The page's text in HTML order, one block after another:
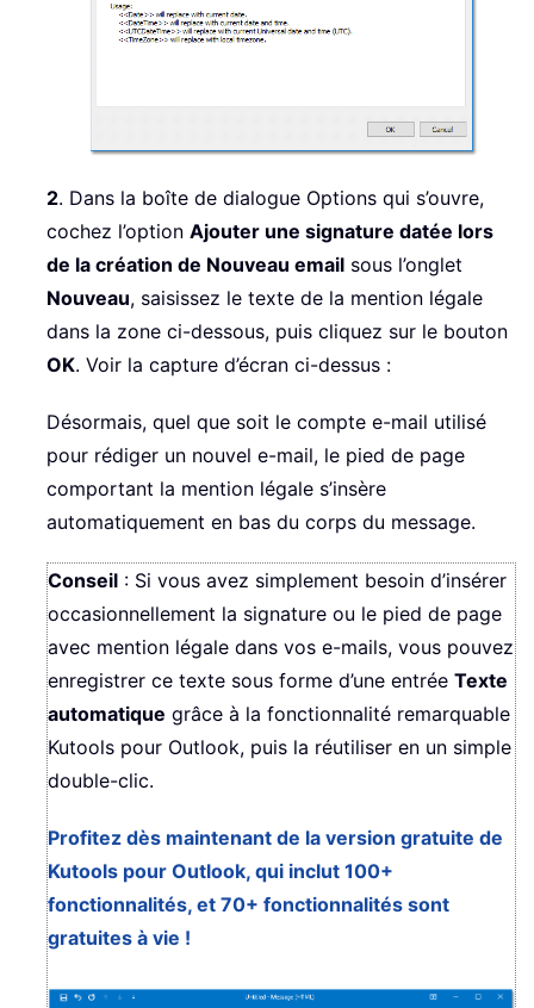
2. Dans la boîte de dialogue Options qui s’ouvre,
cochez l’option Ajouter une signature datée lors
de la création de Nouveau email sous l’onglet
Nouveau, saisissez le texte de la mention légale
dans la zone ci-dessous, puis cliquez sur le bouton
OK. Voir la capture d’écran ci-dessus :
Désormais, quel que soit le compte e-mail utilisé
pour rédiger un nouvel e-mail, le pied de page
comportant la mention légale s’insère
automatiquement en bas du corps du message.
Conseil : Si vous avez simplement besoin d’insérer
occasionnellement la signature ou le pied de page
avec mention légale dans vos e-mails, vous pouvez
enregistrer ce texte sous forme d’une entrée Texte
automatique grâce à la fonctionnalité remarquable
Kutools pour Outlook, puis la réutiliser en un simple
double-clic.
Profitez dès maintenant de la version gratuite de
Kutools pour Outlook, qui inclut 100+
fonctionnalités, et 70+ fonctionnalités sont
gratuites à vie !